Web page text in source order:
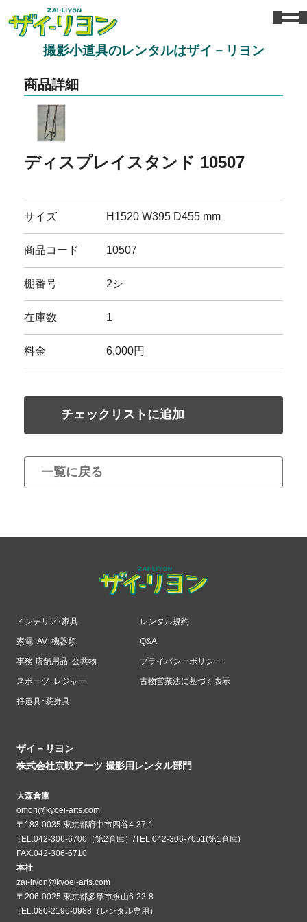
撮影小道具のレンタルはザイ－リヨン
商品詳細
ディスプレイスタンド 10507
サイズ H1520 W395 D455 mm
商品コード 10507
棚番号 2シ
在庫数 1
料金 6,000円
チェックリストに追加
一覧に戻る
インテリア･家具
家電･AV･機器類
事務 店舗用品･公共物
スポーツ･レジャー
持道具･装身具
レンタル規約
Q&A
プライバシーポリシー
古物営業法に基づく表示
ザイ－リヨン
株式会社京映アーツ 撮影用レンタル部門
大森倉庫
omori@kyoei-arts.com
〒183-0035 東京都府中市四谷4-37-1
TEL.042-306-6700（第2倉庫）/TEL.042-306-7051(第1倉庫)
FAX.042-306-6710
本社
zai-liyon@kyoei-arts.com
〒206-0025 東京都多摩市永山6-22-8
TEL.080-2196-0988（レンタル専用）